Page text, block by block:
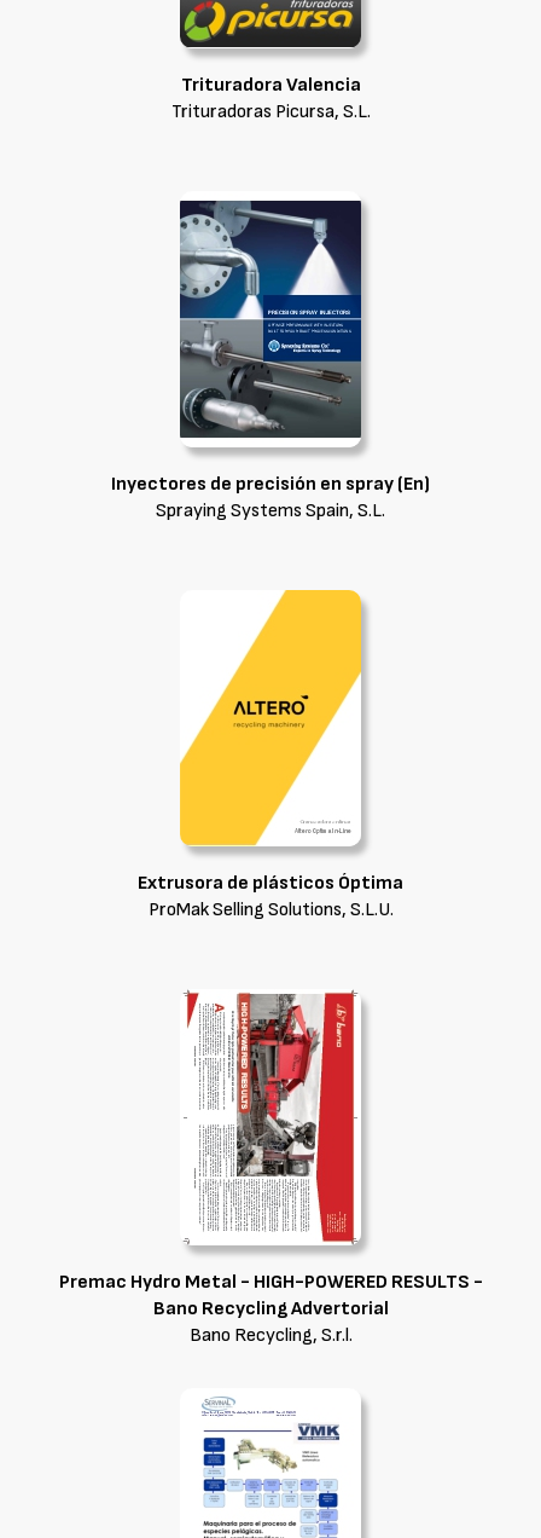
Trituradora Valencia
Trituradoras Picursa, S.L.
Inyectores de precisión en spray (En)
Spraying Systems Spain, S.L.
Extrusora de plásticos Óptima
ProMak Selling Solutions, S.L.U.
Premac Hydro Metal - HIGH-POWERED RESULTS -
Bano Recycling Advertorial
Bano Recycling, S.r.l.